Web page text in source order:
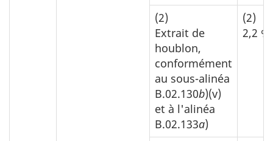
(2)
Extrait de
houblon,
conformément
au sous-alinéa
B.02.130b)(v)
et à l'alinéa
B.02.133a)
(2)
2,2 %